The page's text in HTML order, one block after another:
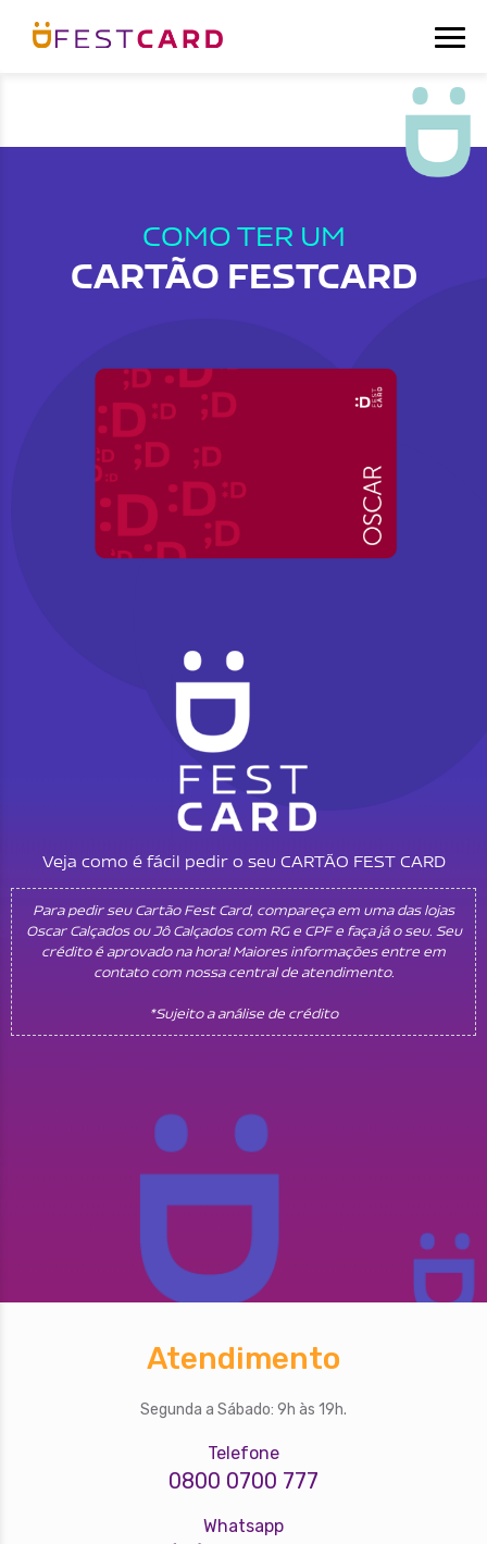
COMO TER UM
CARTÃO FESTCARD
Veja como é fácil pedir o seu CARTÃO FEST CARD
Para pedir seu Cartão Fest Card, compareça em uma das lojas
Oscar Calçados ou Jô Calçados com RG e CPF e faça já o seu. Seu
crédito é aprovado na hora! Maiores informações entre em
contato com nossa central de atendimento.
*Sujeito a análise de crédito
Atendimento
Segunda a Sábado: 9h às 19h.
Telefone
0800 0700 777
Whatsapp